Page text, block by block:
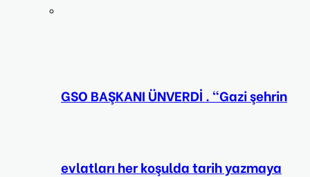
GSO BAŞKANI ÜNVERDİ . “Gazi şehrin
evlatları her koşulda tarih yazmaya